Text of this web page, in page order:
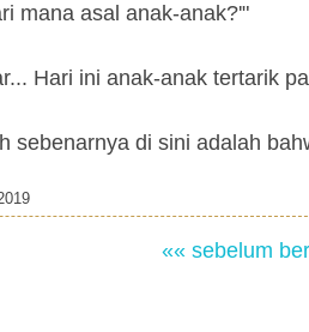
mana asal anak-anak?'"
Hari ini anak-anak tertarik
sebenarnya di sini adalah
«« sebelum